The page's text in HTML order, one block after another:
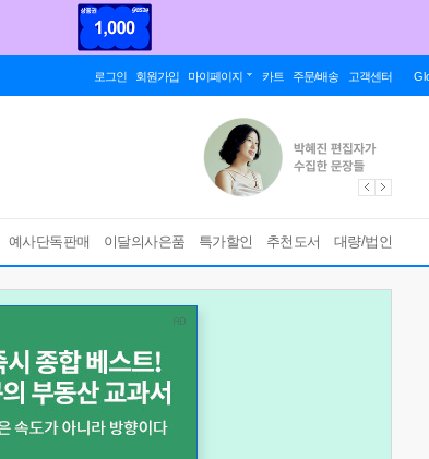
로그인 회원가입 마이페이지 카트 주문/배송 고객센터
예사단독판매 이달의사은품 특가할인 추천도서 대량/법인